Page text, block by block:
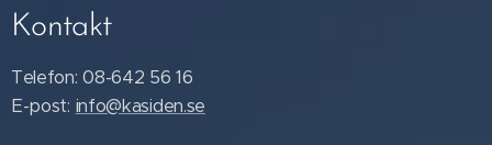
Kontakt
Telefon: 08-642 56 16
E-post: info@kasiden.se